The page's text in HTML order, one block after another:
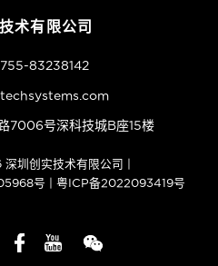
术有限公司
83238142
7006号深科技城B座15楼
圳创实技术有限公司 |
号 | 粤ICP备2022093419号